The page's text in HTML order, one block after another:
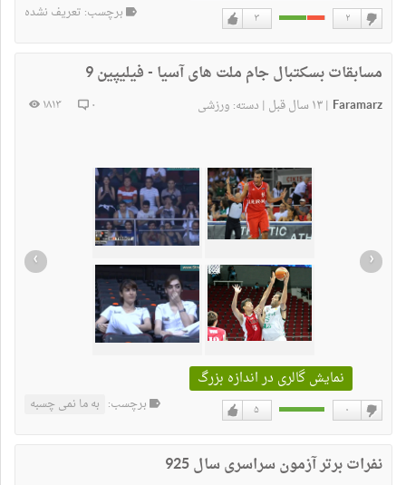
۳ ۲ برچسب: تعریف نشده
مسابقات بسكتبال جام ملت های آسيا - فیلیپین 9
Faramarz
|۱۳ سال قبل | دسته: ورزشی ۰ ۱۸۱۳
‹
›
نمایش گالری در اندازه بزرگ
۵ ۰ برچسب: به ما نمی چسبه
نفرات برتر آزمون سراسری سال 925